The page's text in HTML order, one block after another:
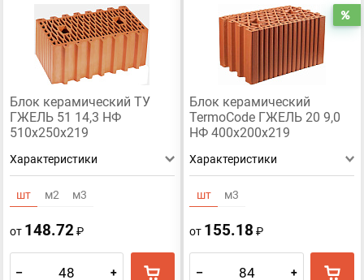
Блок керамический ТУ
ГЖЕЛЬ 51 14,3 НФ
510х250х219
Характеристики
шт м2 м3
от 148.72₽
– +
Блок керамический
TermoCode ГЖЕЛЬ 20 9,0
НФ 400х200х219
Характеристики
шт м3
от 155.18 ₽
– +